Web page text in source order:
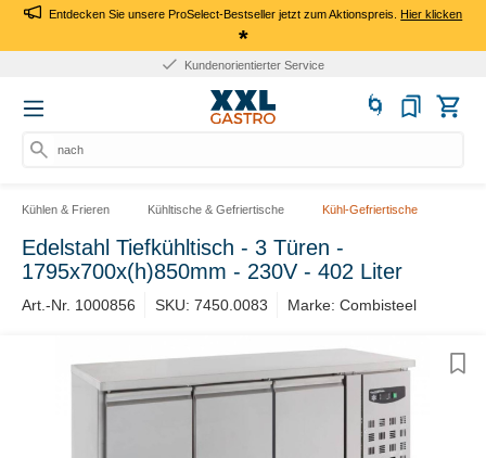
Entdecken Sie unsere ProSelect-Bestseller jetzt zum Aktionspreis.Hier klicken
*
Kundenorientierter Service
nach Pr
Kühlen & Frieren Kühltische & Gefriertische Kühl-Gefriertische
Edelstahl Tiefkühltisch - 3 Türen -
1795x700x(h)850mm - 230V - 402 Liter
Art.-Nr. 1000856 SKU: 7450.0083 Marke: Combisteel